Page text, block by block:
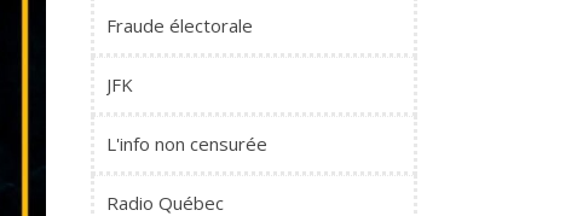
Fraude électorale
JFK
L'info non censurée
Radio Québec